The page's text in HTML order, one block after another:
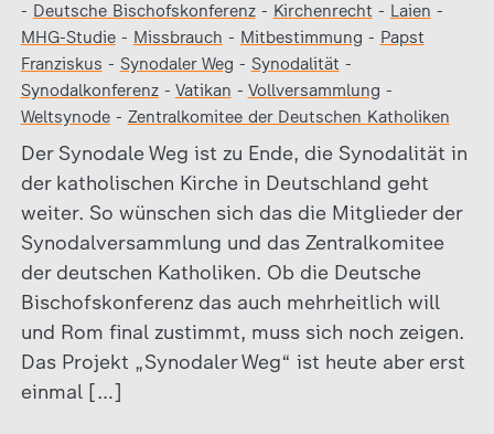
- Deutsche Bischofskonferenz- Kirchenrecht - Laien -
MHG-Studie- Missbrauch - Mitbestimmung - Papst
Franziskus - Synodaler Weg - Synodalität -
Synodalkonferenz- Vatikan - Vollversammlung -
Weltsynode- Zentralkomitee der Deutschen Katholiken
Der Synodale Weg ist zu Ende, die Synodalität in
der katholischen Kirche in Deutschland geht
weiter. So wünschen sich das die Mitglieder der
Synodalversammlung und das Zentralkomitee
der deutschen Katholiken. Ob die Deutsche
Bischofskonferenz das auch mehrheitlich will
und Rom final zustimmt, muss sich noch zeigen.
Das Projekt „Synodaler Weg“ ist heute aber erst
einmal […]